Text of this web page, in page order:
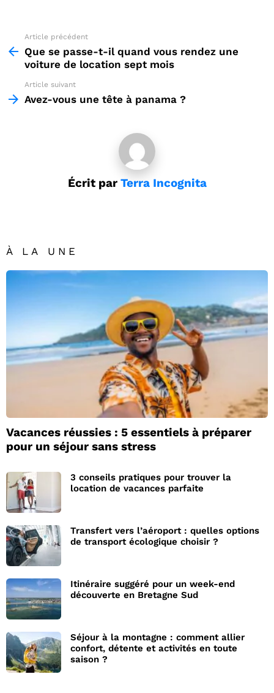
more
Article précédent
Que se passe-t-il quand vous rendez une
voiture de location sept mois
Article suivant
Avez-vous une tête à panama ?
Écrit par Terra Incognita
À LA UNE
Vacances réussies : 5 essentiels à préparer
pour un séjour sans stress
3 conseils pratiques pour trouver la
location de vacances parfaite
Transfert vers l’aéroport : quelles options
de transport écologique choisir ?
Itinéraire suggéré pour un week-end
découverte en Bretagne Sud
Séjour à la montagne : comment allier
confort, détente et activités en toute
saison ?